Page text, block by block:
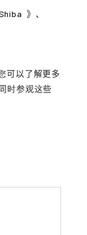
》、
可以了解更多
时参观这些